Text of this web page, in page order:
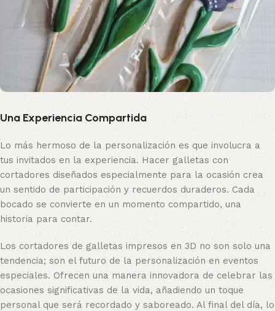
Una Experiencia Compartida
Lo más hermoso de la personalización es que involucra a
tus invitados en la experiencia. Hacer galletas con
cortadores diseñados especialmente para la ocasión crea
un sentido de participación y recuerdos duraderos. Cada
bocado se convierte en un momento compartido, una
historia para contar.
Los cortadores de galletas impresos en 3D no son solo una
tendencia; son el futuro de la personalización en eventos
especiales. Ofrecen una manera innovadora de celebrar las
ocasiones significativas de la vida, añadiendo un toque
personal que será recordado y saboreado. Al final del día, lo